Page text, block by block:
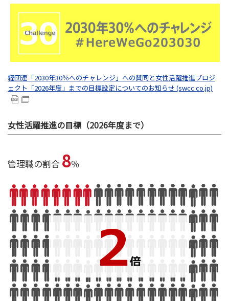
経団連「2030年30％へのチャレンジ」への賛同と女性活躍推進プロジ
ェクト「2026年度」までの目標設定についてのお知らせ (swcc.co.jp)
女性活躍推進の目標（2026年度まで）
管理職の割合 8％